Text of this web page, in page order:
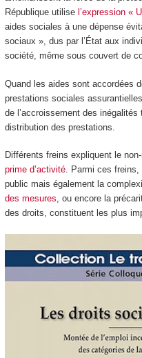
République utilise l’expression «
aides sociales à une dépense
sociaux », dus par l’État aux
société, même sous couvert de
Quand les aides sont accordées
prestations sociales
de l’accroissement des
distribution des prestations.
Différents freins expliquent le
prime d’activité. Parmi ces freins,
public mais également la
des mesures, ou encore la
des droits, constituent les plus